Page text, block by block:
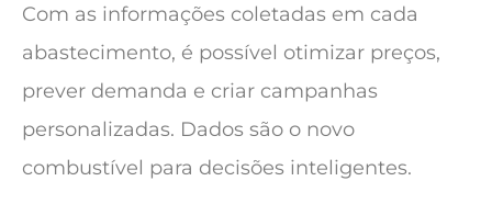
Com as informações coletadas em cada
abastecimento, é possível otimizar preços,
prever demanda e criar campanhas
personalizadas. Dados são o novo
combustível para decisões inteligentes.